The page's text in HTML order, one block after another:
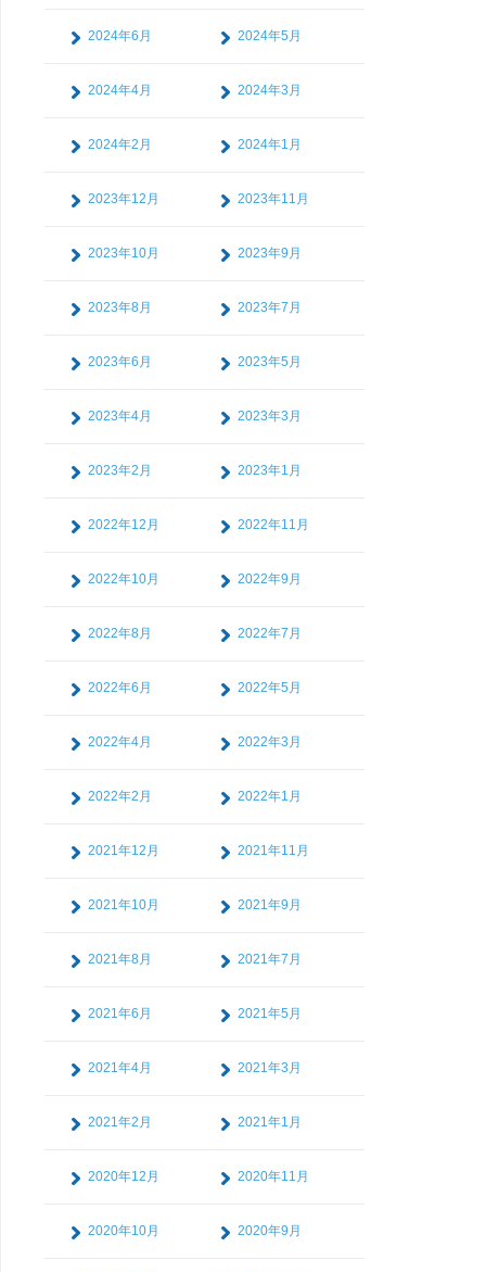
2024年6月 2024年5月
2024年4月 2024年3月
2024年2月 2024年1月
2023年12月 2023年11月
2023年10月 2023年9月
2023年8月 2023年7月
2023年6月 2023年5月
2023年4月 2023年3月
2023年2月 2023年1月
2022年12月 2022年11月
2022年10月 2022年9月
2022年8月 2022年7月
2022年6月 2022年5月
2022年4月 2022年3月
2022年2月 2022年1月
2021年12月 2021年11月
2021年10月 2021年9月
2021年8月 2021年7月
2021年6月 2021年5月
2021年4月 2021年3月
2021年2月 2021年1月
2020年12月 2020年11月
2020年10月 2020年9月